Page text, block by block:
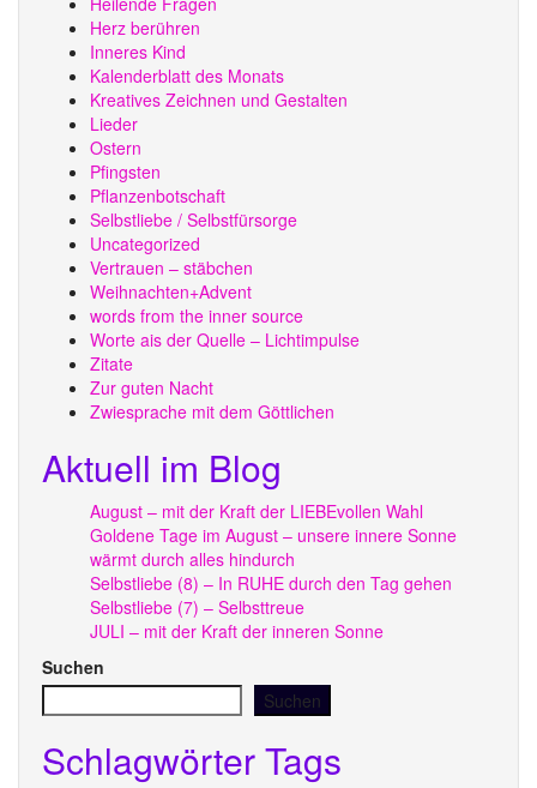
Herz berühren
Inneres Kind
Kalenderblatt des Monats
Kreatives Zeichnen und Gestalten
Lieder
Ostern
Pfingsten
Pflanzenbotschaft
Selbstliebe / Selbstfürsorge
Uncategorized
Vertrauen – stäbchen
Weihnachten+Advent
words from the inner source
Worte ais der Quelle – Lichtimpulse
Zitate
Zur guten Nacht
Zwiesprache mit dem Göttlichen
Aktuell im Blog
August – mit der Kraft der LIEBEvollen Wahl
Goldene Tage im August – unsere innere Sonne
wärmt durch alles hindurch
Selbstliebe (8) – In RUHE durch den Tag gehen
Selbstliebe (7) – Selbsttreue
JULI – mit der Kraft der inneren Sonne
Suchen
Suchen
Schlagwörter Tags